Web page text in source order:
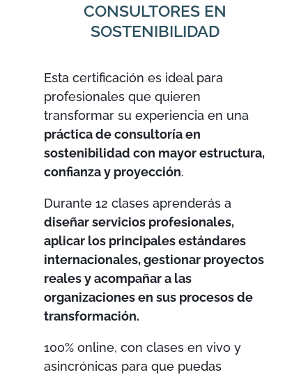
CONSULTORES EN
SOSTENIBILIDAD
Esta certificación es ideal para
profesionales que quieren
transformar su experiencia en una
práctica de consultoría en
sostenibilidad con mayor estructura,
confianza y proyección.
Durante 12 clases aprenderás a
diseñar servicios profesionales,
aplicar los principales estándares
internacionales, gestionar proyectos
reales y acompañar a las
organizaciones en sus procesos de
transformación.
100% online, con clases en vivo y
asincrónicas para que puedas